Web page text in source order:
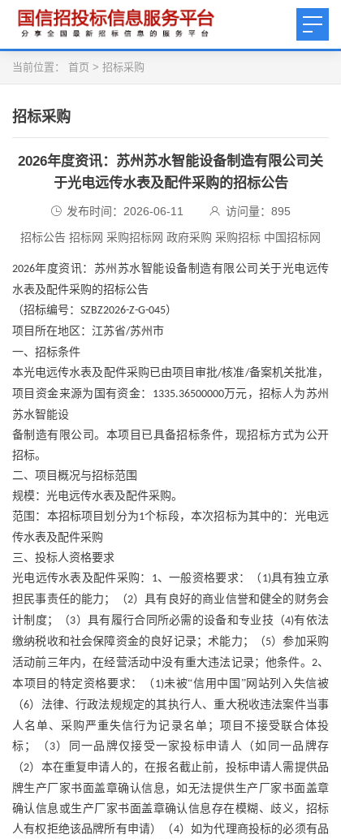
当前位置： 首页 > 招标采购
招标采购
2026年度资讯：苏州苏水智能设备制造有限公司关
于光电远传水表及配件采购的招标公告
发布时间：2026-06-11 访问量： 895
招标公告 招标网 采购招标网 政府采购 采购招标 中国招标网
2026年度资讯：苏州苏水智能设备制造有限公司关于光电远传
水表及配件采购的招标公告
（招标编号： SZBZ2026-Z-G-045）
项目所在地区：江苏省/苏州市
一、招标条件
本光电远传水表及配件采购已由项目审批/核准/备案机关批准，
项目资金来源为国有资金： 1335.36500000万元，招标人为苏州
苏水智能设
备制造有限公司。本项目已具备招标条件，现招标方式为公开
招标。
二、项目概况与招标范围
规模：光电远传水表及配件采购。
范围：本招标项目划分为1个标段，本次招标为其中的：光电远
传水表及配件采购
三、投标人资格要求
光电远传水表及配件采购： 1、一般资格要求：（ 1)具有独立承
担民事责任的能力；（2）具有良好的商业信誉和健全的财务会
计制度；（3）具有履行合同所必需的设备和专业技（4)有依法
缴纳税收和社会保障资金的良好记录；术能力；（5）参加采购
活动前三年内，在经营活动中没有重大违法记录；他条件。 2、
本项目的特定资格要求：（ 1)未被“信用中国”网站列入失信被
（6）法律、行政法规规定的其执行人、重大税收违法案件当事
人名单、采购严重失信行为记录名单；项目不接受联合体投
标；（ 3）同一品牌仅接受一家投标申请人（如同一品牌存
（2）本在重复申请人的，在报名截止前，投标申请人需提供品
牌生产厂家书面盖章确认信息，如无法提供生产厂家书面盖章
确认信息或生产厂家书面盖章确认信息存在模糊、歧义，招标
人有权拒绝该品牌所有申请）（4）如为代理商投标的必须有品